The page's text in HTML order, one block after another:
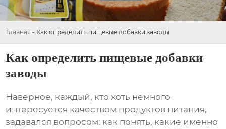
Главная - Как определить пищевые добавки заводы
Как определить пищевые добавки
заводы
Наверное, каждый, кто хоть немного
интересуется качеством продуктов питания,
задавался вопросом: как понять, какие именно